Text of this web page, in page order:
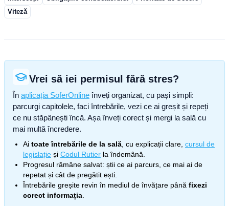
Viteză
Vrei să iei permisul fără stres?
În aplicația SoferOnline înveți organizat, cu pași simpli:
parcurgi capitolele, faci întrebările, vezi ce ai greșit și repeți
ce nu stăpânești încă. Așa înveți corect și mergi la sală cu
mai multă încredere.
Ai toate întrebările de la sală , cu explicații clare, cursul de
legislație și Codul Rutier la îndemână.
Progresul rămâne salvat: știi ce ai parcurs, ce mai ai de
repetat și cât de pregătit ești.
Întrebările greșite revin în mediul de învățare până fixezi
corect informația